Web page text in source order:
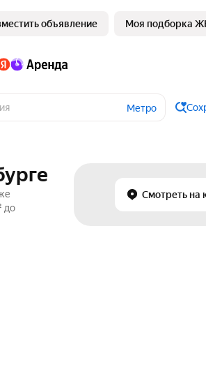
объявление Моя подборка
Метро
Смотреть на
до